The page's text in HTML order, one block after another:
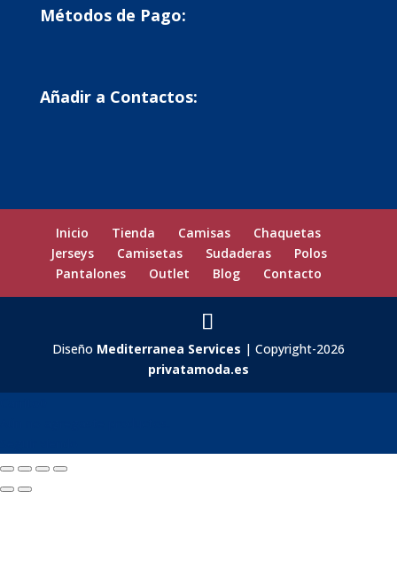
Métodos de Pago:
Añadir a Contactos:
Inicio Tienda Camisas
Chaquetas
Jerseys
Camisetas Sudaderas
Polos
Pantalones
Outlet Blog Contacto
Diseño Mediterranea Services | Copyright-2026
privatamoda.es